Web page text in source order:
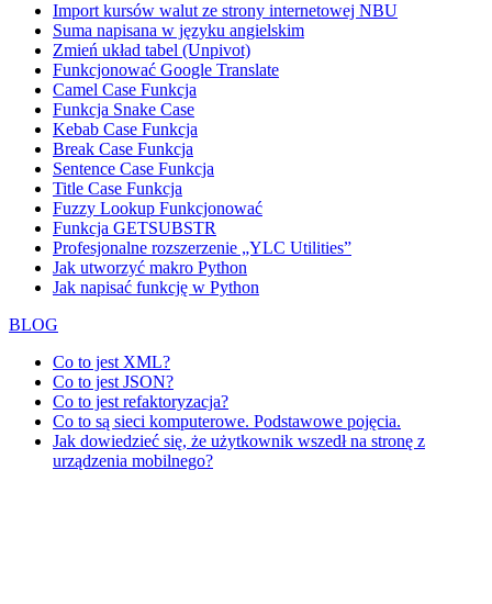
Import kursów walut ze strony internetowej NBU
Suma napisana w języku angielskim
Zmień układ tabel (Unpivot)
Funkcjonować Google Translate
Camel Case Funkcja
Funkcja Snake Case
Kebab Case Funkcja
Break Case Funkcja
Sentence Case Funkcja
Title Case Funkcja
Fuzzy Lookup Funkcjonować
Funkcja GETSUBSTR
Profesjonalne rozszerzenie „YLC Utilities”
Jak utworzyć makro Python
Jak napisać funkcję w Python
BLOG
Co to jest XML?
Co to jest JSON?
Co to jest refaktoryzacja?
Co to są sieci komputerowe. Podstawowe pojęcia.
Jak dowiedzieć się, że użytkownik wszedł na stronę z
urządzenia mobilnego?